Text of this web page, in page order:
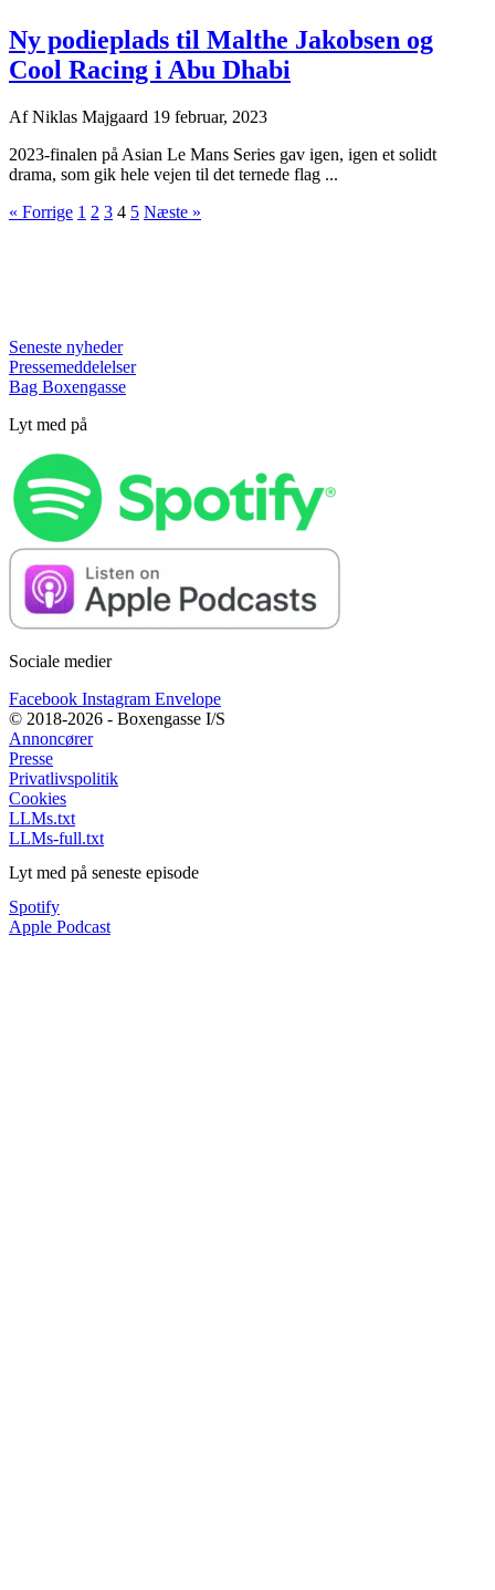
Ny podieplads til Malthe Jakobsen og
Cool Racing i Abu Dhabi
AfNiklas Majgaard 19 februar, 2023
2023-finalen på Asian Le Mans Series gav igen, igen et solidt
drama, som gik hele vejen til det ternede flag ...
« Forrige 1 2 3 4 5 Næste »
Seneste nyheder
Pressemeddelelser
Bag Boxengasse
Lyt med på
Sociale medier
Facebook Instagram Envelope
© 2018-2026 - Boxengasse I/S
Annoncører
Presse
Privatlivspolitik
Cookies
LLMs.txt
LLMs-full.txt
Lyt med på seneste episode
Spotify
Apple Podcast